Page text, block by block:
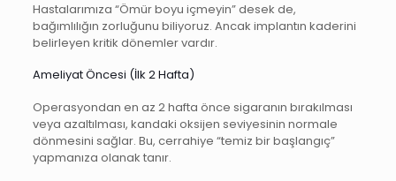
Hastalarımıza “Ömür boyu içmeyin” desek de,
bağımlılığın zorluğunu biliyoruz. Ancak implantın kaderini
belirleyen kritik dönemler vardır.
Ameliyat Öncesi (İlk 2 Hafta)
Operasyondan en az 2 hafta önce sigaranın bırakılması
veya azaltılması, kandaki oksijen seviyesinin normale
dönmesini sağlar. Bu, cerrahiye “temiz bir başlangıç”
yapmanıza olanak tanır.